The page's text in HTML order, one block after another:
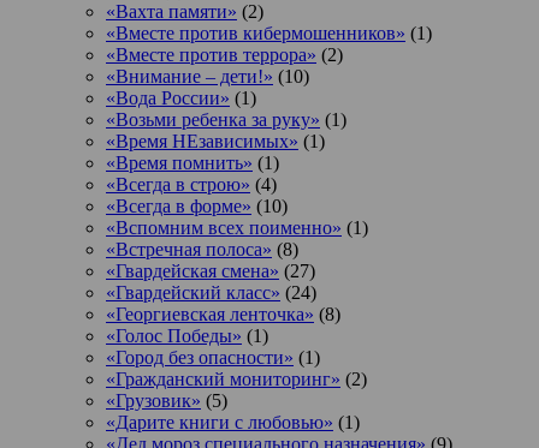
«Вахта памяти» (2)
«Вместе против кибермошенников» (1)
«Вместе против террора» (2)
«Внимание – дети!» (10)
«Вода России» (1)
«Возьми ребенка за руку» (1)
«Время НЕзависимых» (1)
«Время помнить» (1)
«Всегда в строю» (4)
«Всегда в форме» (10)
«Вспомним всех поименно» (1)
«Встречная полоса» (8)
«Гвардейская смена» (27)
«Гвардейский класс» (24)
«Георгиевская ленточка» (8)
«Голос Победы» (1)
«Город без опасности» (1)
«Гражданский мониторинг» (2)
«Грузовик» (5)
«Дарите книги с любовью» (1)
«Дед мороз специального назначения» (9)